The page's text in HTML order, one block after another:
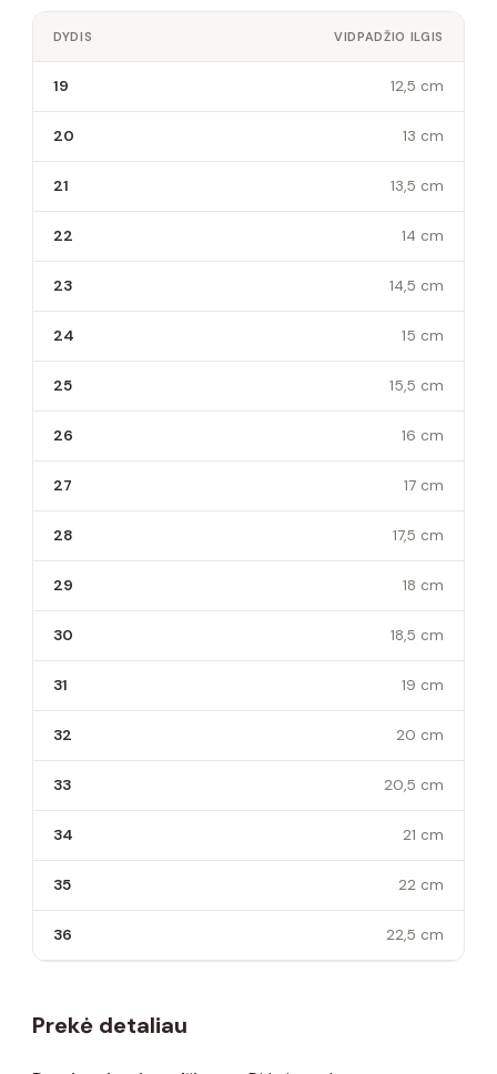
DYDIS VIDPADŽIO ILGIS
19 12,5 cm
20 13 cm
21 13,5 cm
22 14 cm
23 14,5 cm
24 15 cm
25 15,5 cm
26 16 cm
27 17 cm
28 17,5 cm
29 18 cm
30 18,5 cm
31 19 cm
32 20 cm
33 20,5 cm
34 21 cm
35 22 cm
36 22,5 cm
Prekė detaliau